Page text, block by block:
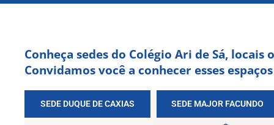
Conheça sedes do Colégio Ari de Sá,
Convidamos você a conhecer esses
SEDE DUQUE DE CAXIAS SEDE MAJOR FACUNDO